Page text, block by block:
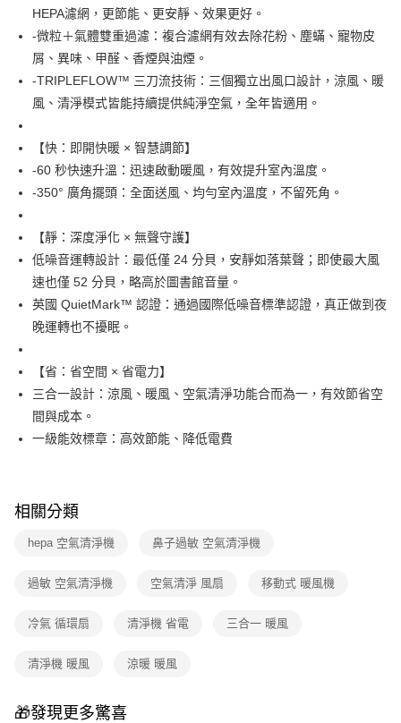
運送方式
宅配
每筆NT$100，滿NT$999(含以上)免運費
HEPA濾網，更節能、更安靜、效果更好。
-微粒＋氣體雙重過濾：複合濾網有效去除花粉、塵蟎、寵物皮
屑、異味、甲醛、香煙與油煙。
-TRIPLEFLOW™ 三刀流技術：三個獨立出風口設計，涼風、暖
風、清淨模式皆能持續提供純淨空氣，全年皆適用。
【快：即開快暖 × 智慧調節】
-60 秒快速升溫：迅速啟動暖風，有效提升室內溫度。
-350° 廣角擺頭：全面送風、均勻室內溫度，不留死角。
【靜：深度淨化 × 無聲守護】
低噪音運轉設計：最低僅 24 分貝，安靜如落葉聲；即使最大風
速也僅 52 分貝，略高於圖書館音量。
英國 QuietMark™ 認證：通過國際低噪音標準認證，真正做到夜
晚運轉也不擾眠。
【省：省空間 × 省電力】
三合一設計：涼風、暖風、空氣清淨功能合而為一，有效節省空
間與成本。
一級能效標章：高效節能、降低電費
相關分類
hepa 空氣清淨機 鼻子過敏 空氣清淨機
過敏 空氣清淨機 空氣清淨 風扇 移動式 暖風機
冷氣 循環扇 清淨機 省電 三合一 暖風
清淨機 暖風 涼暖 暖風
🎁發現更多驚喜